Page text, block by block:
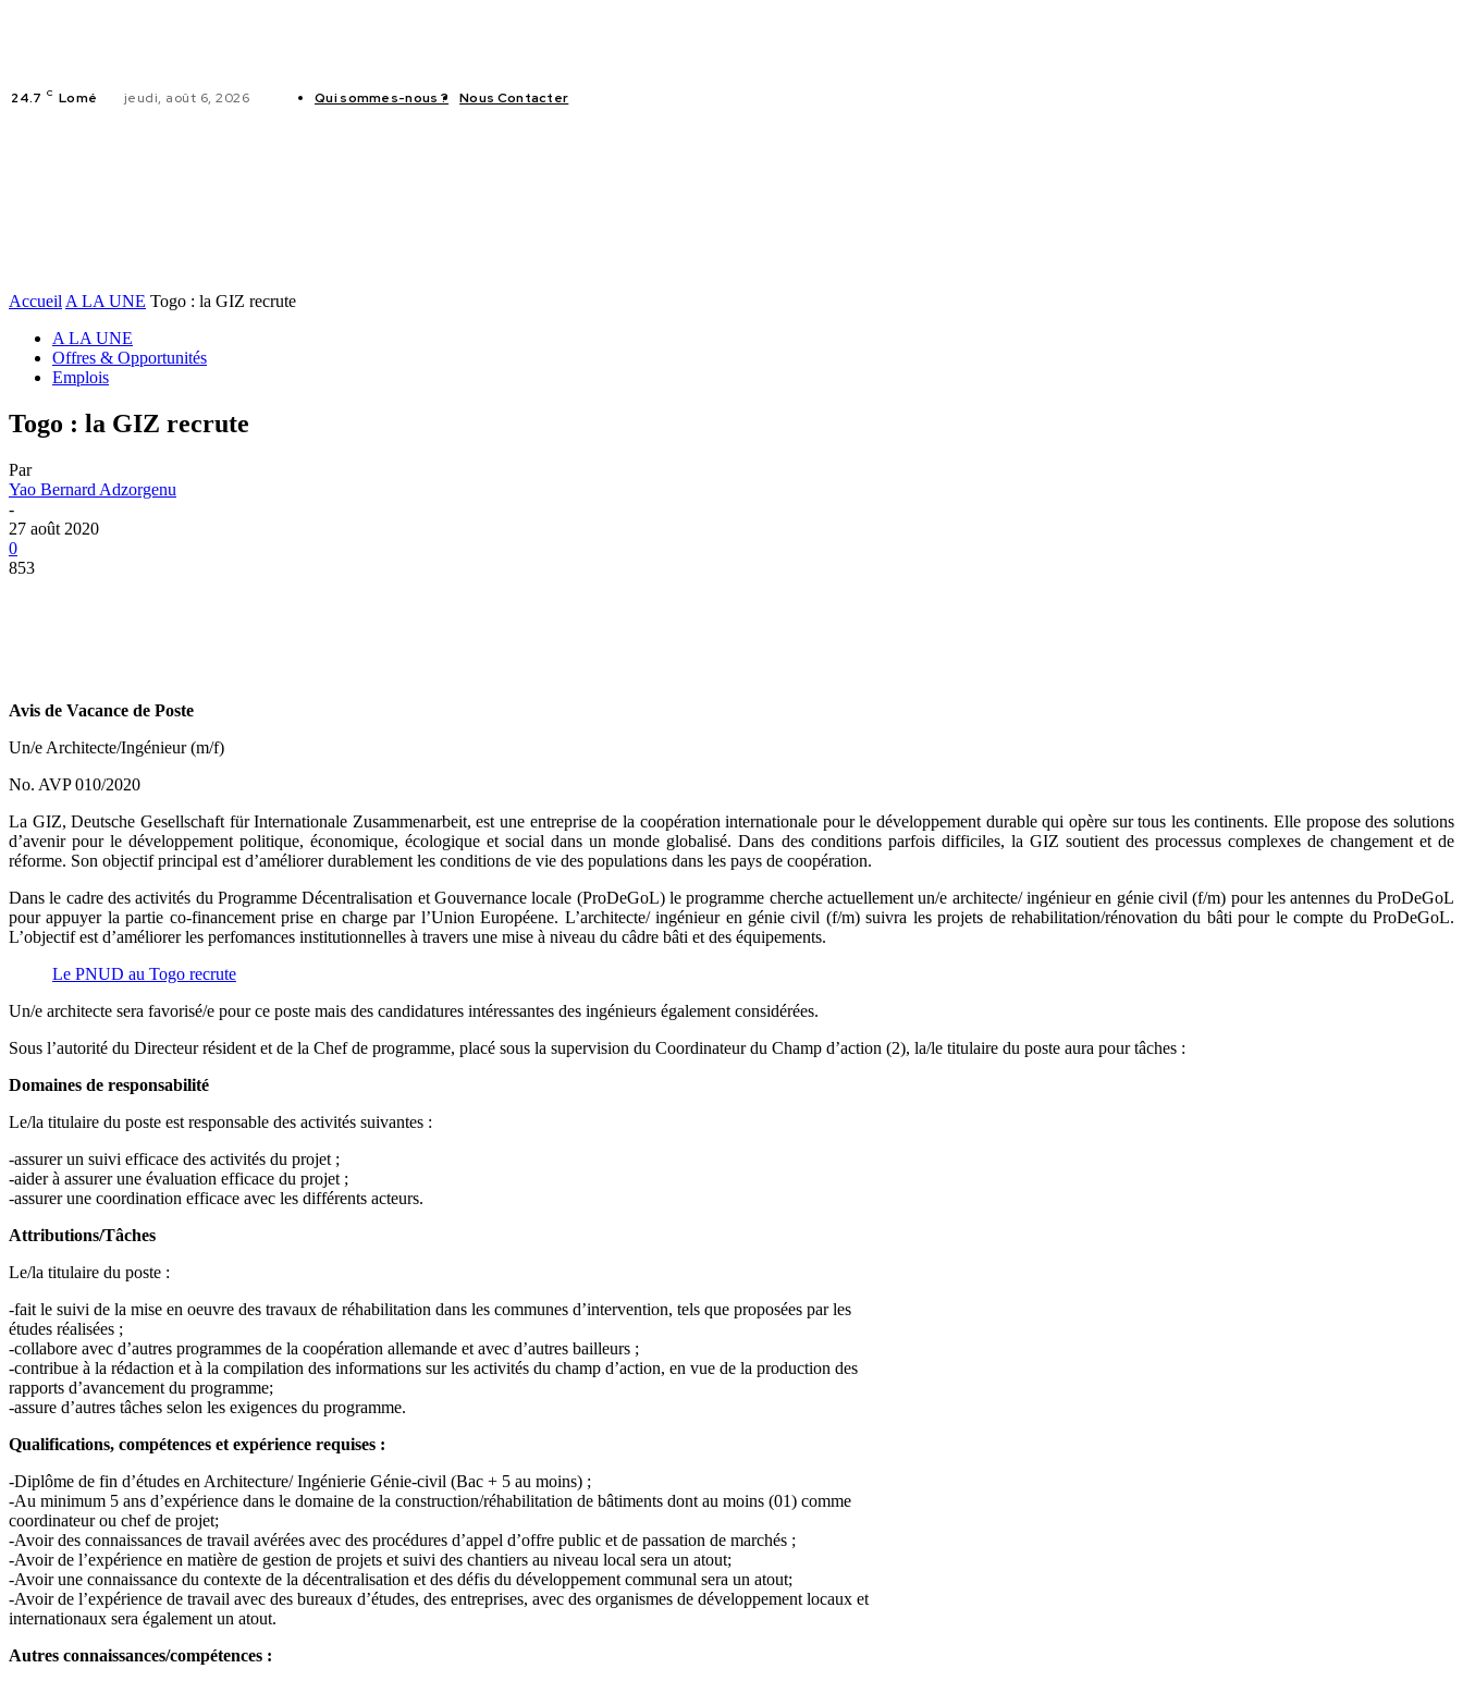
24.7 C Lomé jeudi, août 6, 2026 Qui sommes-nous ? Nous Contacter
Accueil A LA UNE Togo : la GIZ recrute
A LA UNE
Offres & Opportunités
Emplois
Togo : la GIZ recrute
Par
Yao Bernard Adzorgenu
-
27 août 2020
0
853
Avis de Vacance de Poste
Un/e Architecte/Ingénieur (m/f)
No. AVP 010/2020
La GIZ, Deutsche Gesellschaft für Internationale Zusammenarbeit, est une entreprise de la coopération internationale pour le développement durable qui opère sur tous les continents. Elle propose des solutions
d’avenir pour le développement politique, économique, écologique et social dans un monde globalisé. Dans des conditions parfois difficiles, la GIZ soutient des processus complexes de changement et de
réforme. Son objectif principal est d’améliorer durablement les conditions de vie des populations dans les pays de coopération.
Dans le cadre des activités du Programme Décentralisation et Gouvernance locale (ProDeGoL) le programme cherche actuellement un/e architecte/ ingénieur en génie civil (f/m) pour les antennes du ProDeGoL
pour appuyer la partie co-financement prise en charge par l’Union Européene. L’architecte/ ingénieur en génie civil (f/m) suivra les projets de rehabilitation/rénovation du bâti pour le compte du ProDeGoL.
L’objectif est d’améliorer les perfomances institutionnelles à travers une mise à niveau du câdre bâti et des équipements.
Le PNUD au Togo recrute
Un/e architecte sera favorisé/e pour ce poste mais des candidatures intéressantes des ingénieurs également considérées.
Sous l’autorité du Directeur résident et de la Chef de programme, placé sous la supervision du Coordinateur du Champ d’action (2), la/le titulaire du poste aura pour tâches :
Domaines de responsabilité
Le/la titulaire du poste est responsable des activités suivantes :
-assurer un suivi efficace des activités du projet ;
-aider à assurer une évaluation efficace du projet ;
-assurer une coordination efficace avec les différents acteurs.
Attributions/Tâches
Le/la titulaire du poste :
-fait le suivi de la mise en oeuvre des travaux de réhabilitation dans les communes d’intervention, tels que proposées par les
études réalisées ;
-collabore avec d’autres programmes de la coopération allemande et avec d’autres bailleurs ;
-contribue à la rédaction et à la compilation des informations sur les activités du champ d’action, en vue de la production des
rapports d’avancement du programme;
-assure d’autres tâches selon les exigences du programme.
Qualifications, compétences et expérience requises :
-Diplôme de fin d’études en Architecture/ Ingénierie Génie-civil (Bac + 5 au moins) ;
-Au minimum 5 ans d’expérience dans le domaine de la construction/réhabilitation de bâtiments dont au moins (01) comme
coordinateur ou chef de projet;
-Avoir des connaissances de travail avérées avec des procédures d’appel d’offre public et de passation de marchés ;
-Avoir de l’expérience en matière de gestion de projets et suivi des chantiers au niveau local sera un atout;
-Avoir une connaissance du contexte de la décentralisation et des défis du développement communal sera un atout;
-Avoir de l’expérience de travail avec des bureaux d’études, des entreprises, avec des organismes de développement locaux et
internationaux sera également un atout.
Autres connaissances/compétences :